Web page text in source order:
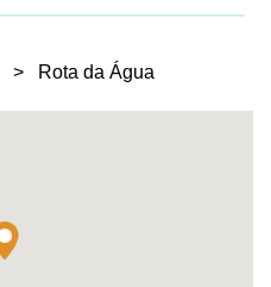
> Rota da Água